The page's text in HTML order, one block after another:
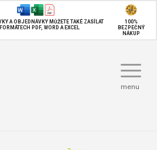
A OBJEDNÁVKY MŮŽETE TAKÉ ZASÍLAT
PDF, WORD A EXCEL
100%
BEZPEČNÝ
NÁKUP
menu